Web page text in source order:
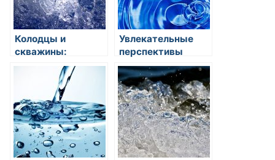
Колодцы и
скважины:
источники воды
для бытовых и
промышленных
нужд
Увлекательные
перспективы
использования
соленой воды в
сельском
хозяйстве